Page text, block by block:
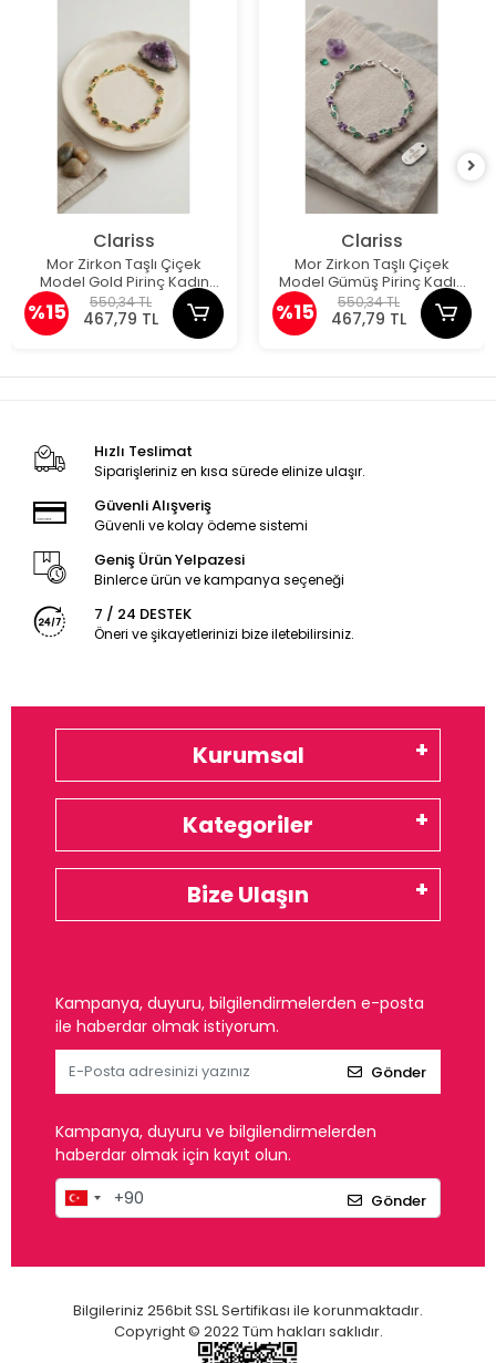
Clariss
Mor Zirkon Taşlı Çiçek
Model Gold Pirinç Kadın
Bileklik
%15 550,34 TL
467,79 TL
Clariss
Mor Zirkon Taşlı Çiçek
Model Gümüş Pirinç Kadın
Bileklik
%15 550,34 TL
467,79 TL
Hızlı Teslimat
Siparişleriniz en kısa sürede elinize ulaşır.
Güvenli Alışveriş
Güvenli ve kolay ödeme sistemi
Geniş Ürün Yelpazesi
Binlerce ürün ve kampanya seçeneği
7 / 24 DESTEK
Öneri ve şikayetlerinizi bize iletebilirsiniz.
Kurumsal
Kategoriler
Bize Ulaşın
Kampanya, duyuru, bilgilendirmelerden e-posta
ile haberdar olmak istiyorum.
Gönder
Kampanya, duyuru ve bilgilendirmelerden
haberdar olmak için kayıt olun.
Gönder
Bilgileriniz 256bit SSL Sertifikası ile korunmaktadır.
Copyright © 2022 Tüm hakları saklıdır.